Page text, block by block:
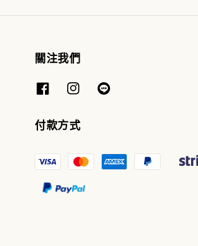
關注我們
付款方式